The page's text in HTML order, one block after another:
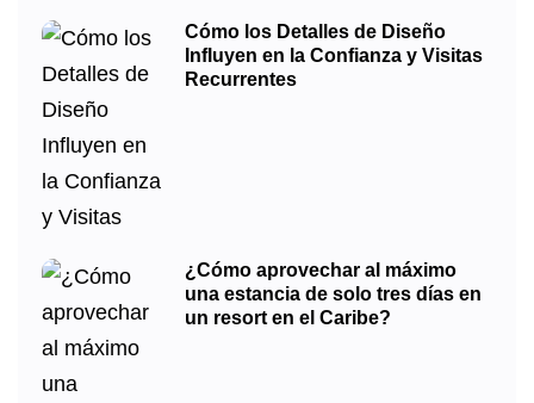
Cómo los Detalles de Diseño
Influyen en la Confianza y Visitas
Recurrentes
¿Cómo aprovechar al máximo
una estancia de solo tres días en
un resort en el Caribe?